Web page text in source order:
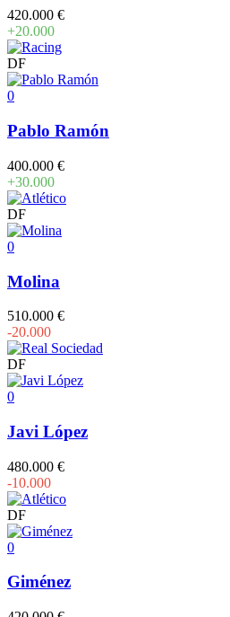
420.000 €
+20.000
DF
0
Pablo Ramón
400.000 €
+30.000
DF
0
Molina
510.000 €
-20.000
DF
0
Javi López
480.000 €
-10.000
DF
0
Giménez